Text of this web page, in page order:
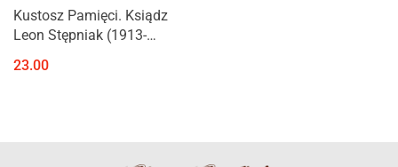
Kustosz Pamięci. Ksiądz
Leon Stępniak (1913-
Mauthausen-Gusen
23.00